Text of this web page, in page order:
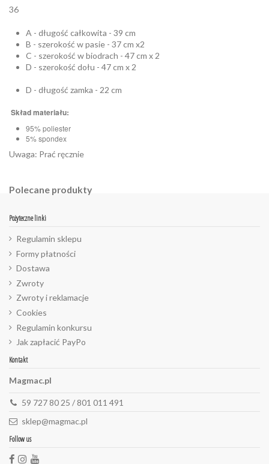
36
A - długość całkowita - 39 cm
B - szerokość w pasie - 37 cm x2
C - szerokość w biodrach - 47 cm x 2
D - szerokość dołu - 47 cm x 2
D - długość zamka - 22 cm
Skład materiału:
95% poliester
5% spondex
Uwaga: Prać ręcznie
Polecane produkty
Pożyteczne linki
Regulamin sklepu
Formy płatności
Dostawa
Zwroty
Zwroty i reklamacje
Cookies
Regulamin konkursu
Jak zapłacić PayPo
Kontakt
Magmac.pl
59 727 80 25 / 801 011 491
sklep@magmac.pl
Follow us